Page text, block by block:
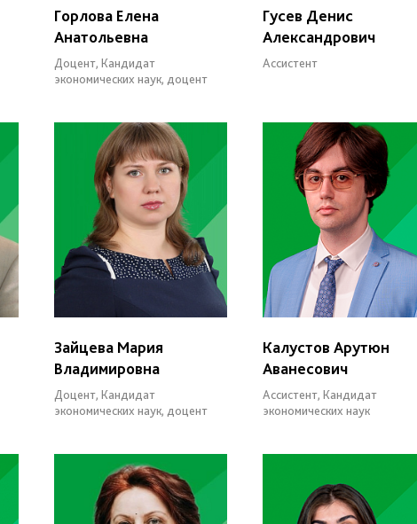
Горлова Елена
Анатольевна
Доцент, Кандидат
экономических наук, доцент
Гусев Денис
Александрович
Ассистент
Зайцева Мария
Владимировна
Доцент, Кандидат
экономических наук, доцент
Калустов Арутюн
Аванесович
Ассистент, Кандидат
экономических наук